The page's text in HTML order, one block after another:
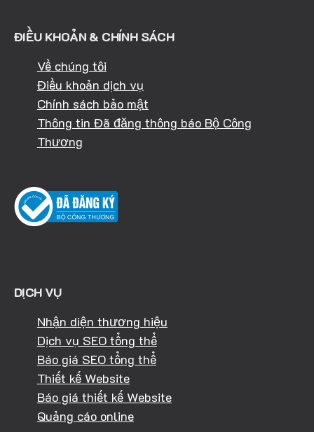
ĐIỀU KHOẢN & CHÍNH SÁCH
Về chúng tôi
Điều khoản dịch vụ
Chính sách bảo mật
Thông tin Đã đăng thông báo Bộ Công
Thương
DỊCH VỤ
Nhận diện thương hiệu
Dịch vụ SEO tổng thể
Báo giá SEO tổng thể
Thiết kế Website
Báo giá thiết kế Website
Quảng cáo online